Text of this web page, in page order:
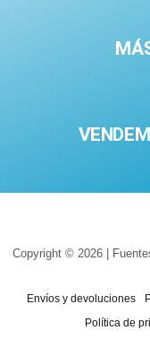
Copyright © 2026 |
Envíos y devoluciones
Política de